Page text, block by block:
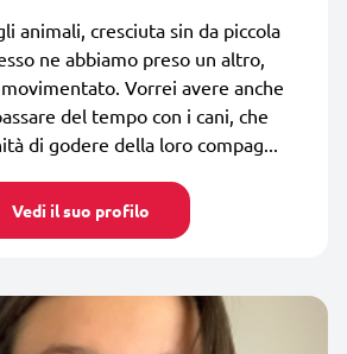
animali, cresciuta sin da piccola
ne abbiamo preso un altro,
Vorrei avere anche
del tempo con i cani, che
di godere della loro compag...
Vedi il suo profilo